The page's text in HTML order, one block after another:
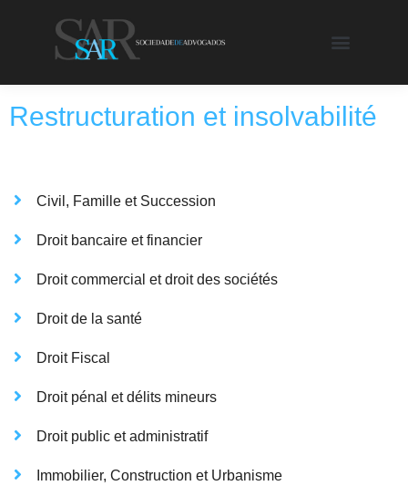
Restructuration et insolvabilité
Civil, Famille et Succession
Droit bancaire et financier
Droit commercial et droit des sociétés
Droit de la santé
Droit Fiscal
Droit pénal et délits mineurs
Droit public et administratif
Immobilier, Construction et Urbanisme